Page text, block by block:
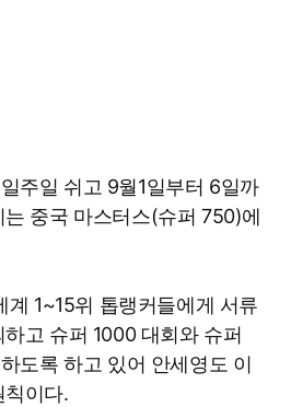
주일 쉬고 9월1일부터 6일까
중국 마스터스(슈퍼 750)에
계 1~15위 톱랭커들에게 서류
고 슈퍼 1000 대회와 슈퍼
도록 하고 있어 안세영도 이
칙이다.